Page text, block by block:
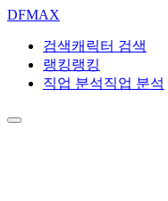
DFMAX
검색캐릭터 검색
랭킹랭킹
직업 분석직업 분석